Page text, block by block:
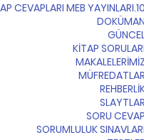
10.SINIF TÜRK DİLİ VE EDEBİYATI KİTAP
KİTAP
SORU
SORUMLULUK